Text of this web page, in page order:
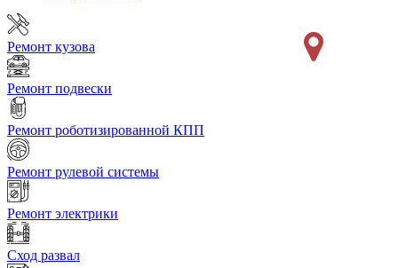
Ремонт кузова
Ремонт подвески
Ремонт роботизированной КПП
Ремонт рулевой системы
Ремонт электрики
Сход развал